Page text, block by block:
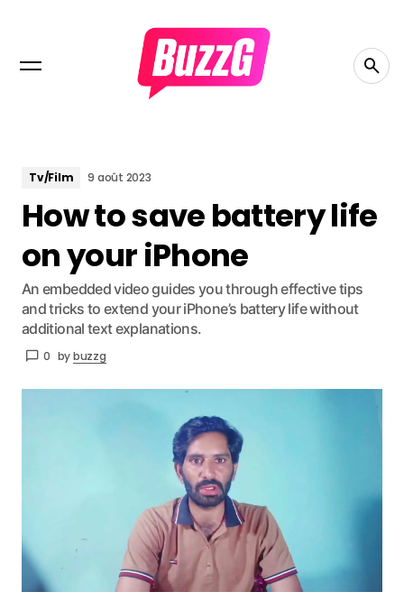
Tv/Film 9 août 2023
How to save battery life
on your iPhone
An embedded video guides you through effective tips
and tricks to extend your iPhone’s battery life without
additional text explanations.
0 bybuzzg